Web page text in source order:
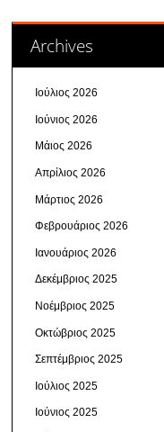
Archives
Ιούλιος 2026
Ιούνιος 2026
Μάιος 2026
Απρίλιος 2026
Μάρτιος 2026
Φεβρουάριος 2026
Ιανουάριος 2026
Δεκέμβριος 2025
Νοέμβριος 2025
Οκτώβριος 2025
Σεπτέμβριος 2025
Ιούλιος 2025
Ιούνιος 2025